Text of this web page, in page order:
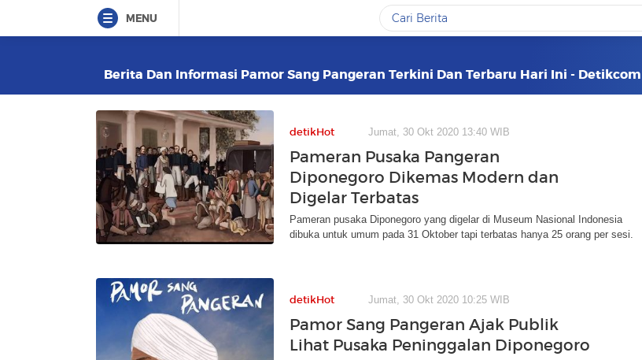
MENU
Berita Dan Informasi Pamor Sang Pangeran Terkini Dan Terbaru Hari Ini - Detikcom
detikHot Jumat, 30 Okt 2020 13:40 WIB
Pameran Pusaka Pangeran
Diponegoro Dikemas Modern dan
Digelar Terbatas
Pameran pusaka Diponegoro yang digelar di Museum Nasional Indonesia
dibuka untuk umum pada 31 Oktober tapi terbatas hanya 25 orang per sesi.
detikHot Jumat, 30 Okt 2020 10:25 WIB
Pamor Sang Pangeran Ajak Publik
Lihat Pusaka Peninggalan Diponegoro